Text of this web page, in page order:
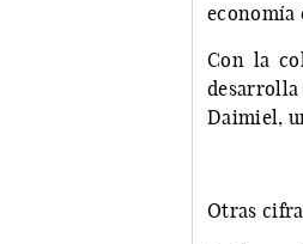
economía
Con la
desarrolla
Daimiel,
Otras